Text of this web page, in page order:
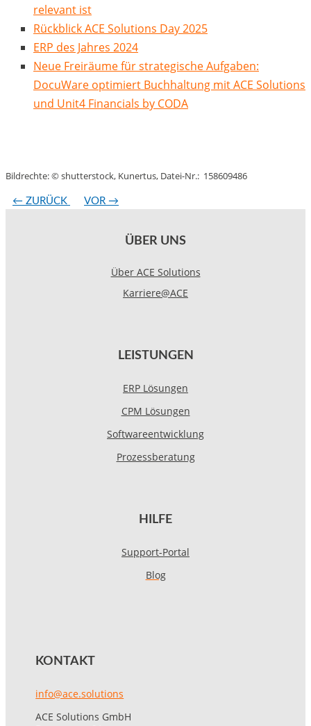
relevant ist
Rückblick ACE Solutions Day 2025
ERP des Jahres 2024
Neue Freiräume für strategische Aufgaben:
DocuWare optimiert Buchhaltung mit ACE Solutions
und Unit4 Financials by CODA
Bildrechte: © shutterstock, Kunertus, Datei-Nr.: 158609486
← ZURÜCK VOR →
ÜBER UNS
Über ACE Solutions
Karriere@ACE
LEISTUNGEN
ERP Lösungen
CPM Lösungen
Softwareentwicklung
Prozessberatung
HILFE
Support-Portal
Blog
KONTAKT
info@ace.solutions
ACE Solutions GmbH